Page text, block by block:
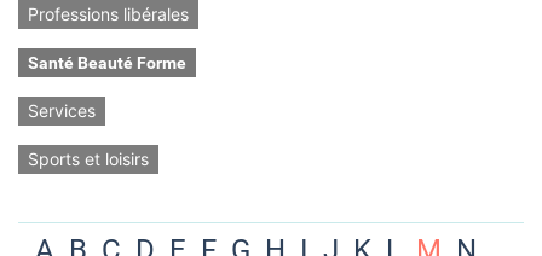
Professions libérales
Santé Beauté Forme
Services
Sports et loisirs